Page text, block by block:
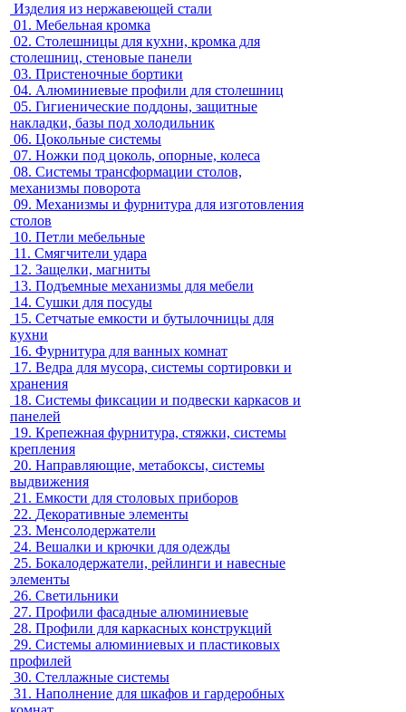
Изделия из нержавеющей стали
01. Мебельная кромка
02. Столешницы для кухни, кромка для
столешниц, стеновые панели
03. Пристеночные бортики
04. Алюминиевые профили для столешниц
05. Гигиенические поддоны, защитные
накладки, базы под холодильник
06. Цокольные системы
07. Ножки под цоколь, опорные, колеса
08. Системы трансформации столов,
механизмы поворота
09. Механизмы и фурнитура для изготовления
столов
10. Петли мебельные
11. Смягчители удара
12. Защелки, магниты
13. Подъемные механизмы для мебели
14. Сушки для посуды
15. Сетчатые емкости и бутылочницы для
кухни
16. Фурнитура для ванных комнат
17. Ведра для мусора, системы сортировки и
хранения
18. Системы фиксации и подвески каркасов и
панелей
19. Крепежная фурнитура, стяжки, системы
крепления
20. Направляющие, метабоксы, системы
выдвижения
21. Емкости для столовых приборов
22. Декоративные элементы
23. Менсолодержатели
24. Вешалки и крючки для одежды
25. Бокалодержатели, рейлинги и навесные
элементы
26. Светильники
27. Профили фасадные алюминиевые
28. Профили для каркасных конструкций
29. Системы алюминиевых и пластиковых
профилей
30. Стеллажные системы
31. Наполнение для шкафов и гардеробных